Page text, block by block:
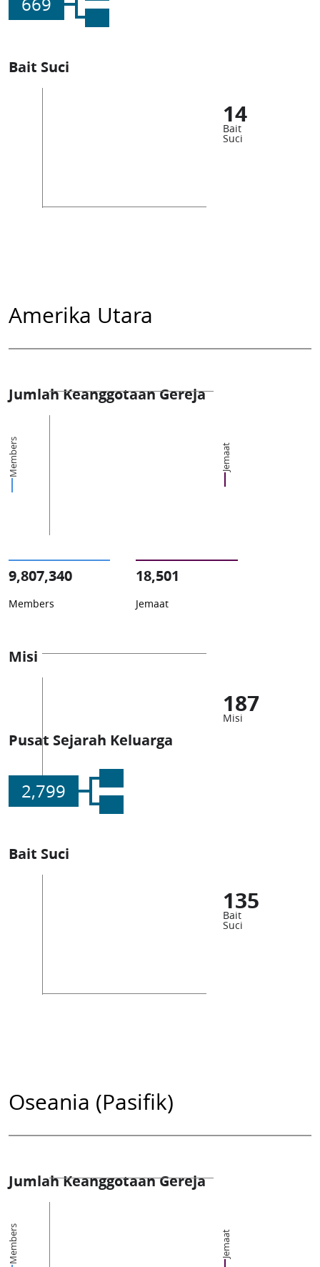
Bait Suci
14
Bait
Suci
Amerika Utara
Jumlah Keanggotaan Gereja
Members Jemaat
9,807,340
Members
18,501
Jemaat
Misi
187
Misi
Pusat Sejarah Keluarga
2,799
Bait Suci
135
Bait
Suci
Oseania (Pasifik)
Jumlah Keanggotaan Gereja
Members Jemaat